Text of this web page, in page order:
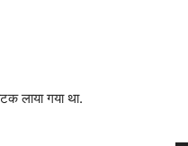
लाया गया था.